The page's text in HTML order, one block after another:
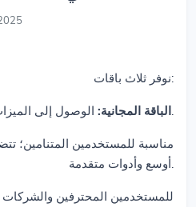
نوفر ثلاث باقات:
الباقة المجانية:الوصول إلى الميزات الأساسية مجانًا.
أوسع وأدوات متقدمة.